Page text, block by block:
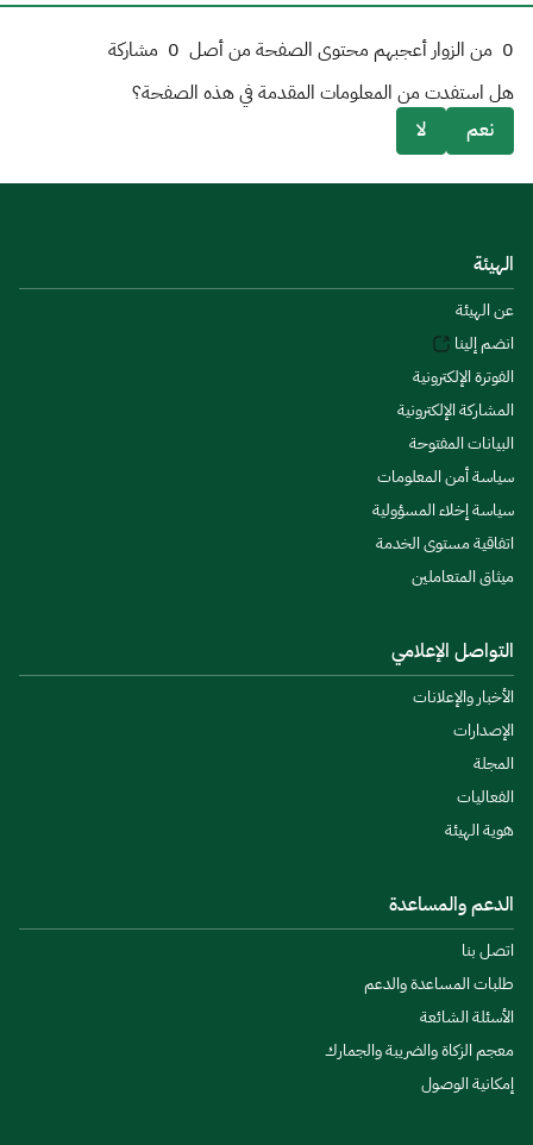
0 من الزوار أعجبهم محتوى الصفحة من أصل 0 مشاركة
هل استفدت من المعلومات المقدمة في هذه الصفحة؟
نعم
لا
الهيئة
عن الهيئة
انضم إلينا
الفوترة الإلكترونية
المشاركة الإلكترونية
البيانات المفتوحة
سياسة أمن المعلومات
سياسة إخلاء المسؤولية
اتفاقية مستوى الخدمة
ميثاق المتعاملين
التواصل الإعلامي
الأخبار والإعلانات
الإصدارات
المجلة
الفعاليات
هوية الهيئة
الدعم والمساعدة
اتصل بنا
طلبات المساعدة والدعم
الأسئلة الشائعة
معجم الزكاة والضريبة والجمارك
إمكانية الوصول